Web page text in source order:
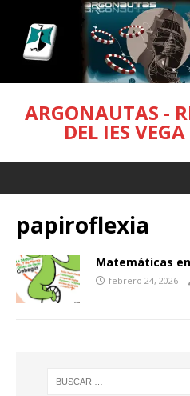
ARGONAUTAS -
DEL IES
papiroflexia
Matemáticas
febrero 24, 2026